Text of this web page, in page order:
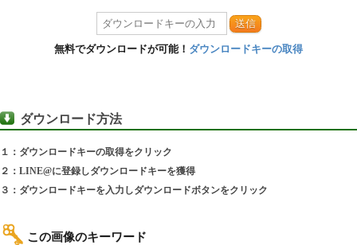
送信
無料でダウンロードが可能！ ダウンロードキーの取得
ダウンロード方法
１：ダウンロードキーの取得をクリック
２：LINE@に登録しダウンロードキーを獲得
３：ダウンロードキーを入力しダウンロードボタンをクリック
この画像のキーワード